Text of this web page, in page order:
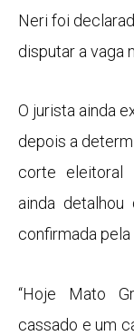
Neri foi
disputar a vaga
O jurista ainda
depois a
corte eleitoral
ainda
confirmada pela
“Hoje Mato
cassado e um